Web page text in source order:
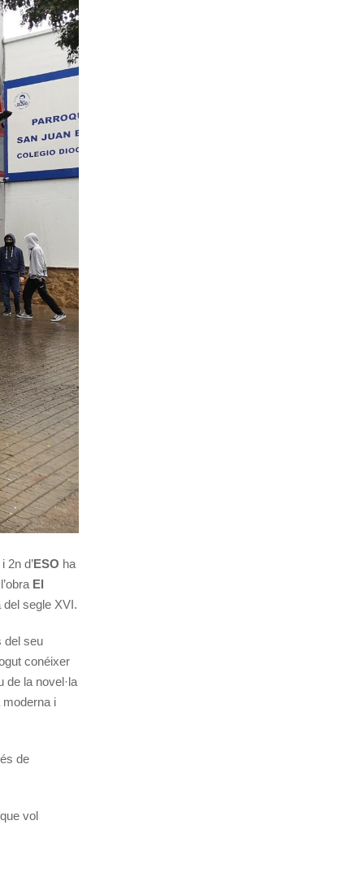
2n d’ESO ha
El
del segle XVI.
del seu
conéixer
de la novel·la
moderna i
de
vol